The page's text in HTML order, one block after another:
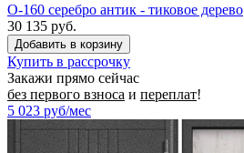
O-160 серебро антик - тиковое дерево
30 135 руб.
Купить в рассрочку
Закажи прямо сейчас
без первого взноса и переплат!
5 023 руб/мес